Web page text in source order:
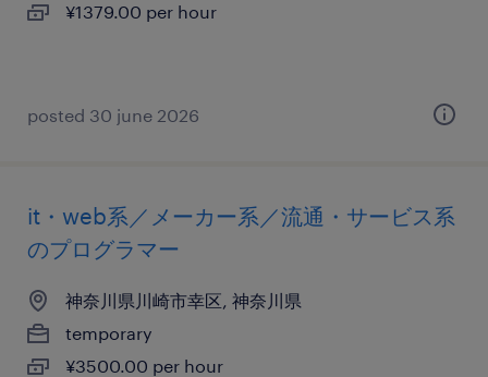
¥1379.00 per hour
posted 30 june 2026
it・web系／メーカー系／流通・サービス系
のプログラマー
神奈川県川崎市幸区, 神奈川県
temporary
¥3500.00 per hour